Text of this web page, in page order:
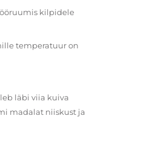
kilpidele
temperatuur on
läbi viia kuiva
madalat niiskust ja